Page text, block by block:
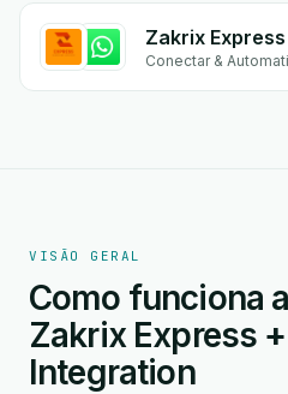
Zakrix
Conectar &
VISÃO GERAL
Como funciona
Zakrix Express
Integration